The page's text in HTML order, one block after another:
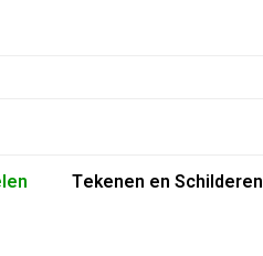
Tekenen en Schilderen